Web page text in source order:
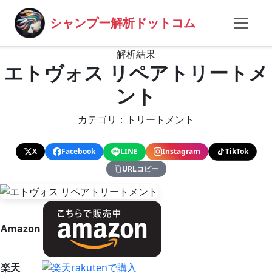
シャンプー解析ドットコム
解析結果
エトヴォス リペアトリートメ
ント
カテゴリ：トリートメント
X Facebook LINE Instagram
TikTok
URLコピー
Amazon
楽天